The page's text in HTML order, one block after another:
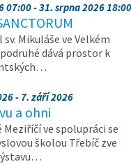
07:00 - 31. srpna 2026 18:00
Mikuláše ve Velkém
dává prostor k
- 7. září 2026
a ohni
Meziříčí ve spolupráci se
školou Třebíč zve